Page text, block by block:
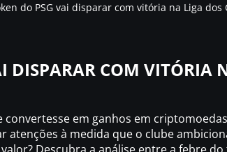
do PSG vai disparar com vitória na Liga dos
DISPARAR COM VITÓRIA
convertesse em ganhos em
atenções à medida que o clube